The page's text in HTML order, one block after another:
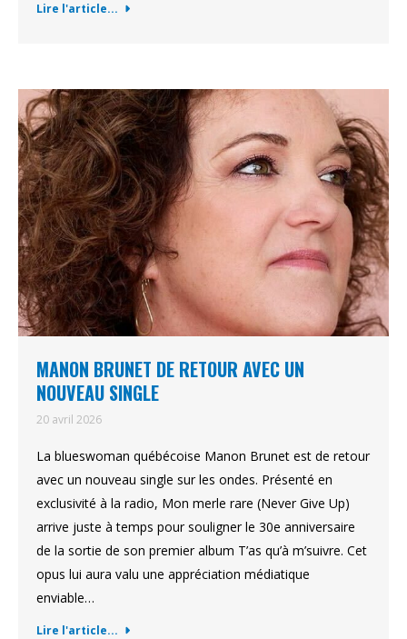
Lire l'article...
MANON BRUNET DE RETOUR AVEC UN
NOUVEAU SINGLE
20 avril 2026
La blueswoman québécoise Manon Brunet est de retour
avec un nouveau single sur les ondes. Présenté en
exclusivité à la radio, Mon merle rare (Never Give Up)
arrive juste à temps pour souligner le 30e anniversaire
de la sortie de son premier album T’as qu’à m’suivre. Cet
opus lui aura valu une appréciation médiatique
enviable…
Lire l'article...